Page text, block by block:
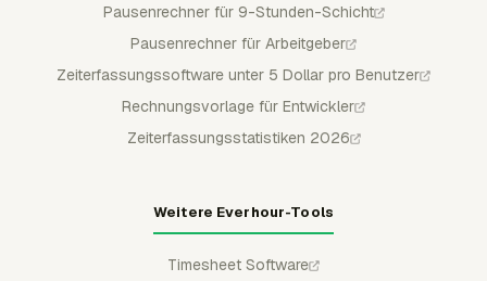
Pausenrechner für 9-Stunden-Schicht
Pausenrechner für Arbeitgeber
Zeiterfassungssoftware unter 5 Dollar pro Benutzer
Rechnungsvorlage für Entwickler
Zeiterfassungsstatistiken 2026
Weitere Everhour-Tools
Timesheet Software